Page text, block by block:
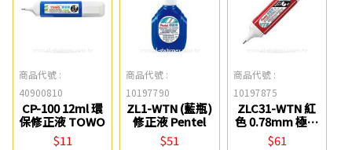
商品代號 :
40900810
CP-100 12ml 環
保修正液 TOWO
$11
商品代號 :
10197790
ZL1-WTN (藍瓶)
修正液 Pentel
$51
商品代號 :
10197875
ZLC31-WTN 紅
色 0.78mm 極細
修正液 Pemtel
$61